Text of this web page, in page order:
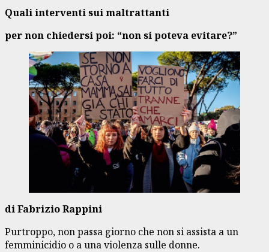
Quali interventi sui maltrattanti
per non chiedersi poi: “non si poteva evitare?”
di Fabrizio Rappini
Purtroppo, non passa giorno che non si assista a un
femminicidio o a una violenza sulle donne.